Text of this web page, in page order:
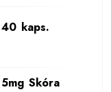
kaps.
Skóra